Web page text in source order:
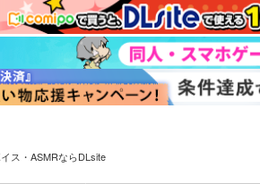
ス・ASMRならDLsite